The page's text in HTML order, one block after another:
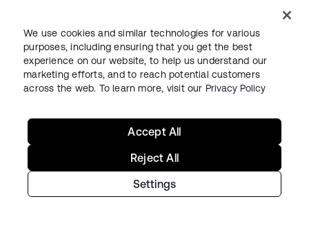
Ce flux appelle le fluxhttpHelperpour vérifier
que la connexion au service fonctionne. Vous
devez utiliser un point de terminaison d'API
: l'équipe Okta Workflows
recommande une requête avec la plus petite
taille de réponse. Par exemple, certaines API
ont un point de terminaison /me pour obtenir
We use cookies and similar technologies for various
purposes, including ensuring that you get the best
experience on our website, to help us understand our
marketing efforts, and to reach potential customers
across the web. To learn more, visit our Privacy Policy
Settings
Reject All
Accept All